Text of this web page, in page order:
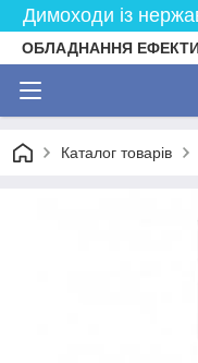
Димоходи із
ОБЛАДНАННЯ
Каталог товарів